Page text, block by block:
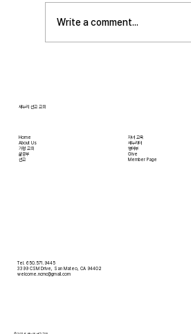
문명은 우리의 삶을 매우
Write a comment...
Home
About Us
​가정 교회
​삶공부
​선교
자녀 교육
새누리터
영어부
Give
Member Page
Tel. 650.571.9445
3399 CSM Drive, San Mateo, CA 94402
welcome.ncmc@gmail.com
새누리 선교 교회